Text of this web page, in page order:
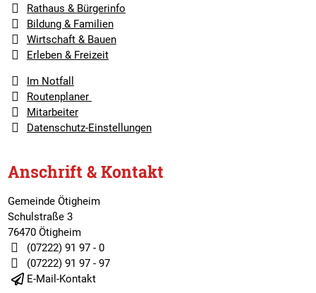
Rathaus & Bürgerinfo
Bildung & Familien
Wirtschaft & Bauen
Erleben & Freizeit
Im Notfall
Routenplaner
Mitarbeiter
Datenschutz-Einstellungen
Anschrift & Kontakt
Gemeinde Ötigheim
Schulstraße 3
76470 Ötigheim
(07222) 91 97 - 0
(07222) 91 97 - 97
E-Mail-Kontakt